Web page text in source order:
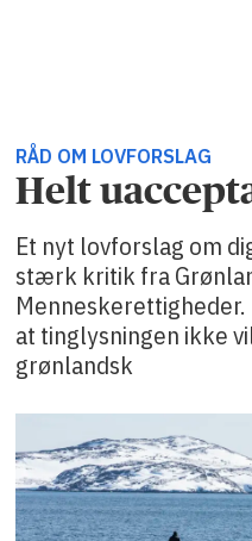
RÅD OM LOVFORSLAG
Helt
Et nyt lovforslag om
stærk kritik fra
at tinglysningen ikke
grønlandsk